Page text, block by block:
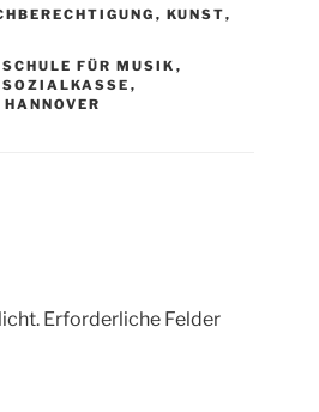
, KUNST,
FÜR MUSIK ,
,
Erforderliche Felder